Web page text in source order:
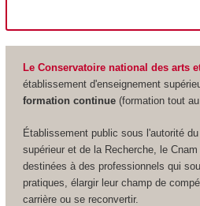
Le Conservatoire national des arts
établissement d'enseignement
formation continue(formation tout
Établissement public sous l'autorité
supérieur et de la Recherche, le
destinées à des professionnels qui
pratiques, élargir leur champ de
carrière ou se reconvertir.